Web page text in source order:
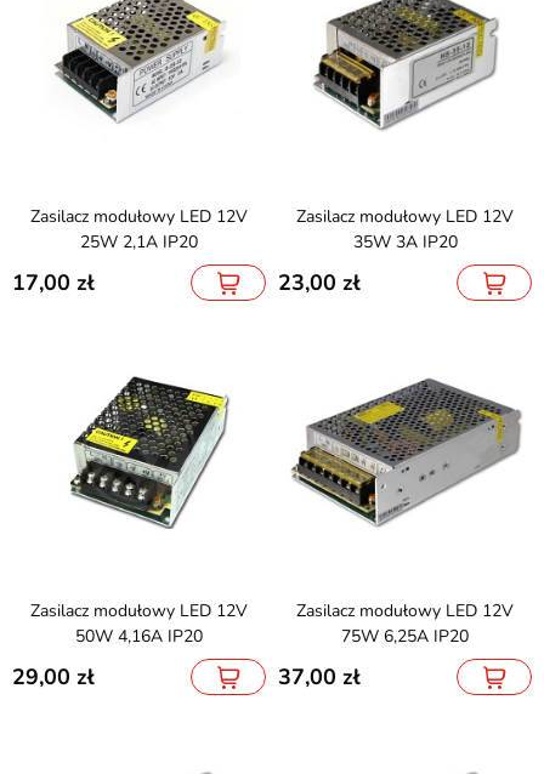
Zasilacz modułowy LED 12V
25W 2,1A IP20
17,00
Zasilacz modułowy LED 12V
35W 3A IP20
23,00
Zasilacz modułowy LED 12V
50W 4,16A IP20
29,00
Zasilacz modułowy LED 12V
75W 6,25A IP20
37,00